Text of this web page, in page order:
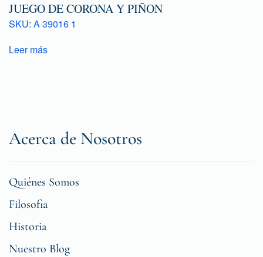
JUEGO DE CORONA Y PIÑON
SKU: A 39016 1
Leer más
Acerca de Nosotros
Quiénes Somos
Filosofia
Historia
Nuestro Blog